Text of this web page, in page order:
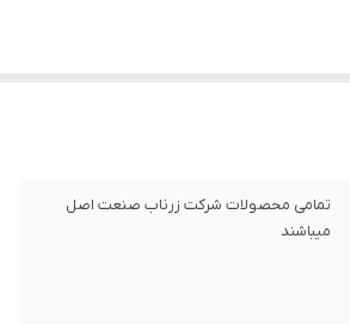
تمامی محصولات شرکت زرناب صنعت اصل
میباشند